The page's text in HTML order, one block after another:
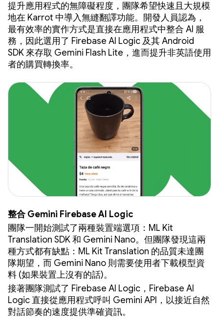
提升應用程式的無障礙程度，團隊希望快速且大規模
地在 Karrot 中導入無縫翻譯功能。開發人員認為，
最有效率的實作方式是直接在應用程式中整合 AI 服
務，因此選用了 Firebase AI Logic 及其 Android
SDK 來存取 Gemini Flash Lite，進而提升非英語使用
者的購買轉換率。
整合 Gemini Firebase AI Logic
團隊一開始測試了兩種裝置端選項：ML Kit
Translation SDK 和 Gemini Nano。但團隊發現這兩
種方式都有缺點：ML Kit Translation 的品質未達團
隊期望，而 Gemini Nano 則需要使用者下載模型資
料 (如果裝置上沒有的話)。
接著團隊測試了 Firebase AI Logic，Firebase AI
Logic 直接從應用程式呼叫 Gemini API，以接近自然
對話節奏的速度提供準確資訊。